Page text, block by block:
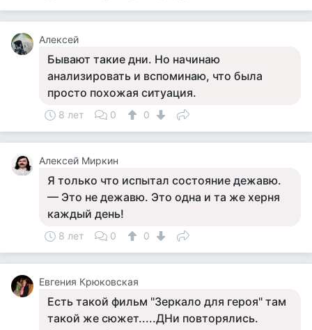
Алексей
Бывают такие дни. Но начинаю
анализировать и вспоминаю, что была
просто похожая ситуация.
8 лет 0 0
Алексей Миркин
Я только что испытал состояние дежавю.
— Это не дежавю. Это одна и та же херня
каждый день!
8 лет 0 0
Евгения Крюковская
Есть такой фильм "Зеркало для героя" там
такой же сюжет.....ДНи повторялись.